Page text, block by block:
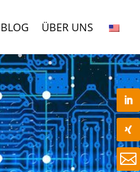
BLOG ÜBER UNS
